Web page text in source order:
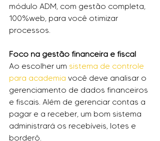
módulo ADM, com gestão completa,
100%web, para você otimizar
processos.
Foco na gestão financeira e fiscal
Ao escolher um sistema de controle
para academia você deve analisar o
gerenciamento de dados financeiros
e fiscais. Além de gerenciar contas a
pagar e a receber, um bom sistema
administrará os recebíveis, lotes e
borderô.